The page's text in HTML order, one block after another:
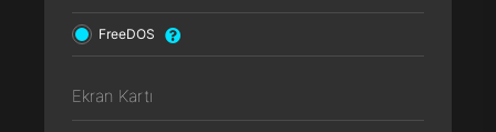
FreeDOS
Ekran Kartı